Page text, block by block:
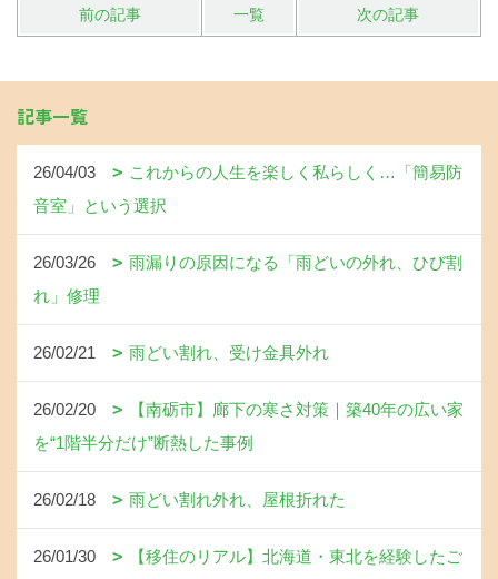
前の記事 一覧 次の記事
記事一覧
26/04/03
これからの人生を楽しく私らしく…「簡易防
音室」という選択
26/03/26
雨漏りの原因になる「雨どいの外れ、ひび割
れ」修理
26/02/21 雨どい割れ、受け金具外れ
26/02/20
【南砺市】廊下の寒さ対策｜築40年の広い家
を“1階半分だけ”断熱した事例
26/02/18 雨どい割れ外れ、屋根折れた
26/01/30
【移住のリアル】北海道・東北を経験したご